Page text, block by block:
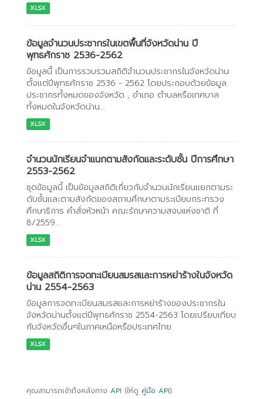
XLSX
ข้อมูลจำนวนประชากรในเขตพื้นที่จังหวัดน่าน ปี
พุทธศักราช 2536-2562
ข้อมูลนี้ เป็นการรวบรวมสถิติจำนวนประชากรในจังหวัดน่าน
ตั้งเเต่ปีพุทธศักราช 2536 - 2562 โดยประกอบด้วยข้อมูล
ประชากรทั้งหมดของจังหวัด , อำเภอ ตำบลหรือเทศบาล
ทั้งหมดในจังหวัดน่าน...
XLSX
จำนวนนักเรียนจำแนกตามสังกัดและระดับชั้น ปีการศึกษา
2553-2562
ชุดข้อมูลนี้ เป็นข้อมูลสถิติเกี่ยวกับจำนวนนักเรียนเเยกตามระ
ดับชั้นเเละตามสังกัดของสถานศึกษาตามระเบียบกระทรวง
ศึกษาธิการ คำสั่งหัวหน้า คณะรักษาความสงบแห่งชาติ ที่
8/2559...
XLSX
ข้อมูลสถิติการจดทะเบียนสมรสเเละการหย่าร้างในจังหวัด
น่าน 2554-2563
ข้อมูลการจดทะเบียนสมรสเเละการหย่าร้างของประชากรใน
จังหวัดน่านตั้งเเต่ปีพุทธศักราช 2554-2563 โดยเปรียบเทียบ
กับจังหวัดอื่นๆในภาคเหนือหรือประเทศไทย
XLSX
คุณสามารถเข้าถึงคลังทาง API (ให้ดู คู่มือ API).